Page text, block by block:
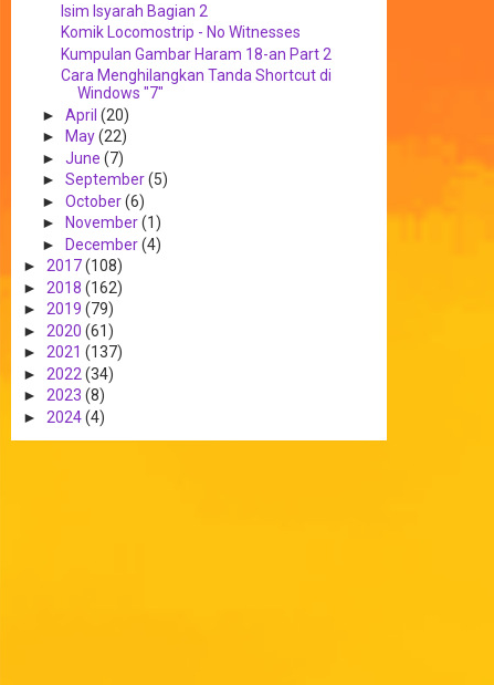
Isim Isyarah Bagian 2
Komik Locomostrip - No Witnesses
Kumpulan Gambar Haram 18-an Part 2
Cara Menghilangkan Tanda Shortcut di
Windows "7"
► April (20)
►
May(22)
► June (7)
► September(5)
► October(6)
►
November(1)
►
December(4)
► 2017(108)
► 2018 (162)
► 2019 (79)
► 2020 (61)
► 2021 (137)
► 2022 (34)
► 2023 (8)
► 2024(4)